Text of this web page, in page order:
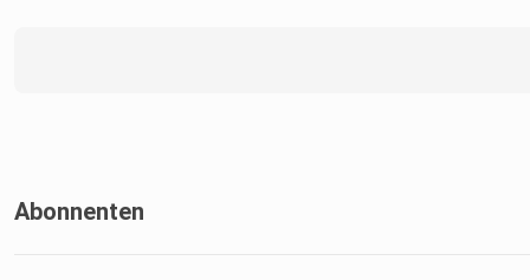
Abonnenten